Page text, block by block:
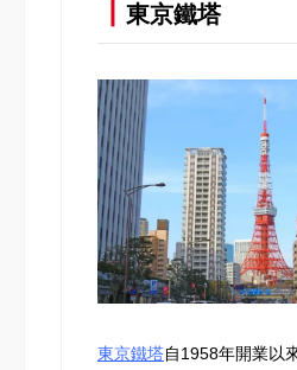
東京鐵塔
東京鐵塔自1958年開業以